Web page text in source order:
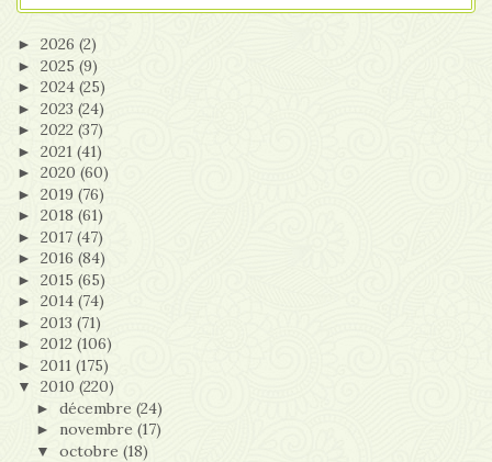
► 2026 (2)
► 2025 (9)
► 2024 (25)
► 2023 (24)
► 2022 (37)
► 2021 (41)
► 2020 (60)
► 2019 (76)
► 2018 (61)
► 2017 (47)
► 2016 (84)
► 2015 (65)
► 2014 (74)
► 2013 (71)
► 2012 (106)
► 2011 (175)
▼ 2010 (220)
► décembre (24)
► novembre (17)
▼ octobre (18)